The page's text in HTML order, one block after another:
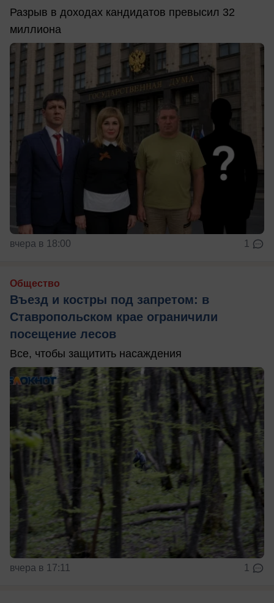
Разрыв в доходах кандидатов превысил 32
миллиона
вчера в 18:00 1
Общество
Въезд и костры под запретом: в
Ставропольском крае ограничили
посещение лесов
Все, чтобы защитить насаждения
вчера в 17:11 1